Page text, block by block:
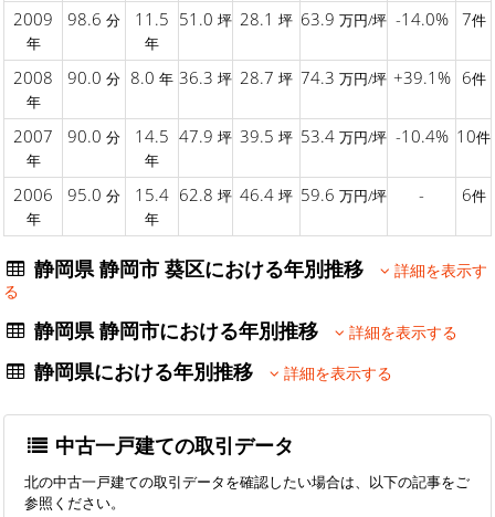
2009
年
98.6 分 11.5
年
51.0 坪 28.1 坪 63.9 万円/坪 -14.0% 7件
2008
年
90.0 分 8.0 年 36.3 坪 28.7 坪 74.3 万円/坪 +39.1% 6件
2007
年
90.0 分 14.5
年
47.9 坪 39.5 坪 53.4 万円/坪 -10.4% 10件
2006
年
95.0 分 15.4
年
62.8 坪 46.4 坪 59.6 万円/坪 - 6件
静岡県 静岡市 葵区における年別推移
詳細を表示す
る
静岡県 静岡市における年別推移 詳細を表示する
静岡県における年別推移 詳細を表示する
中古一戸建ての取引データ
北の中古一戸建ての取引データを確認したい場合は、以下の記事をご
参照ください。